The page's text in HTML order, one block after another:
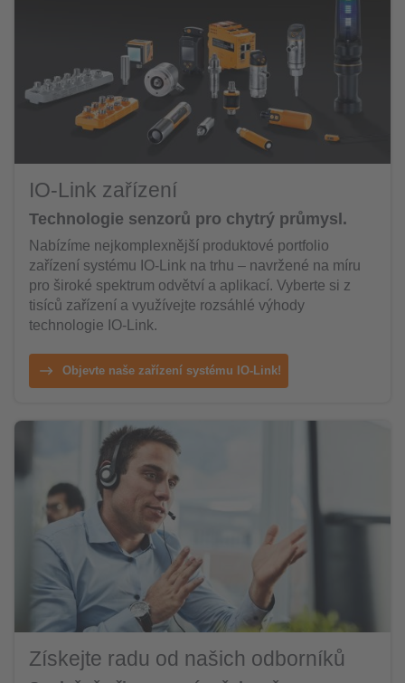
IO-Link zařízení
Technologie senzorů pro chytrý průmysl.
Nabízíme nejkomplexnější produktové portfolio
zařízení systému IO-Link na trhu – navržené na míru
pro široké spektrum odvětví a aplikací. Vyberte si z
tisíců zařízení a využívejte rozsáhlé výhody
technologie IO-Link.
Objevte naše zařízení systému IO-Link!
Získejte radu od našich odborníků